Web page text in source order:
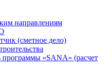
направлениям
(сметное дело)
программы «SANA» (расчет